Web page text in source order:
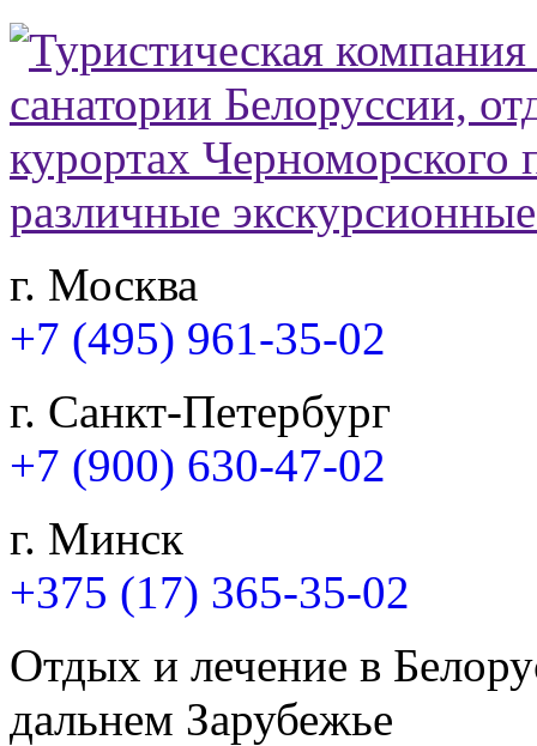
г. Москва
+7 (495) 961-35-02
г. Санкт-Петербург
+7 (900) 630-47-02
г. Минск
+375 (17) 365-35-02
Отдых и лечение в
дальнем Зарубежье